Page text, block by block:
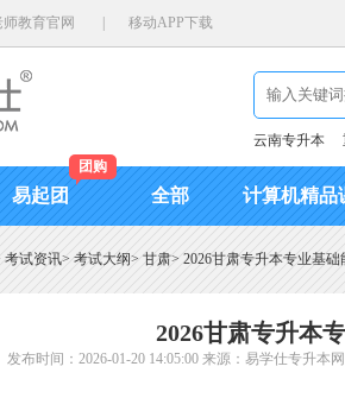
师教育官网 移动APP下载
云南专升本
易起团
团购
全部 计算机精品
考试资讯> 考试大纲> 甘肃> 2026甘肃专升本专业基础
2026甘肃专升本
发布时间：2026-01-20 14:05:00 来源：易学仕专升本网